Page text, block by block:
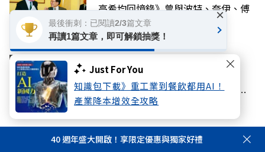
Just For You
知識包下載》重工業到餐飲都用AI！
產業降本增效全攻略
高希均回憶錄》曾與波特、奈伊、傅
高義三位大師共有的智慧交會
首個沒有爸爸的父親節，林逸欣：
「我很幸福」——從富養看見的教養
課
40 週年盛大開啟！享限定優惠與獨家好禮
最後衝刺：已閱讀2/3篇文章
再讀1篇文章，即可解鎖抽獎！
×